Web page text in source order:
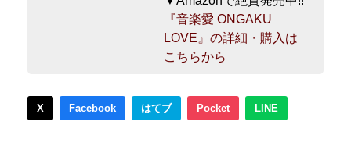
『音楽愛 ONGAKU
LOVE』の詳細・購入は
こちらから
X Facebook はてブ Pocket LINE